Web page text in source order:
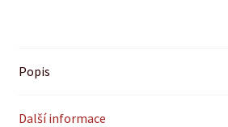
Popis
Další informace